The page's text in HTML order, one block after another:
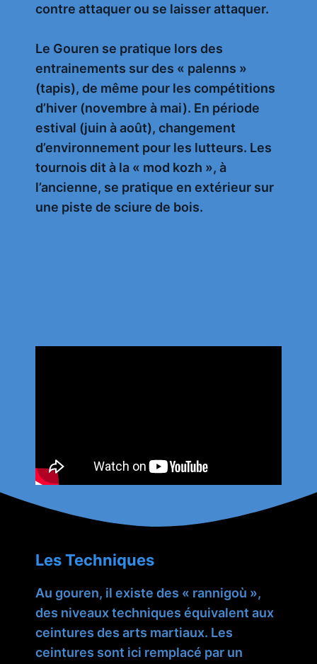
contre attaquer ou se laisser attaquer.
Le Gouren se pratique lors des
entrainements sur des « palenns »
(tapis), de même pour les compétitions
d’hiver (novembre à mai). En période
estival (juin à août), changement
d’environnement pour les lutteurs. Les
tournois dit à la « mod kozh », à
l’ancienne, se pratique en extérieur sur
une piste de sciure de bois.
Les Techniques
Au gouren, il existe des « rannigoù »,
des niveaux techniques équivalent aux
ceintures des arts martiaux. Les
ceintures sont ici remplacé par un